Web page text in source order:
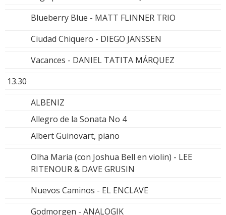
Blueberry Blue - MATT FLINNER TRIO
Ciudad Chiquero - DIEGO JANSSEN
Vacances - DANIEL TATITA MÁRQUEZ
13.30
ALBENIZ
Allegro de la Sonata No 4
Albert Guinovart, piano
Olha Maria (con Joshua Bell en violin) - LEE
RITENOUR & DAVE GRUSIN
Nuevos Caminos - EL ENCLAVE
Godmorgen - ANALOGIK